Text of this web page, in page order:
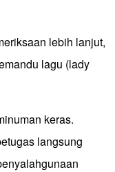
lebih lanjut,
lagu (lady
keras.
langsung